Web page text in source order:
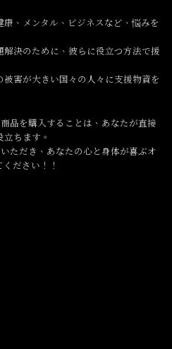
、メンタル、ビジネスなど、悩みを
決のために、彼らに役立つ方法で援
害が大きい国々の人々に支援物資を
品を購入することは、あなたが直接
ちます。
ただき、あなたの心と身体が喜ぶオ
ださい！！